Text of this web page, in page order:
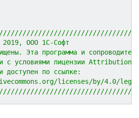
ООО 1С-Софт
Эта программа и
с условиями лицензии
доступен по ссылке:
licenses/by/4.0/